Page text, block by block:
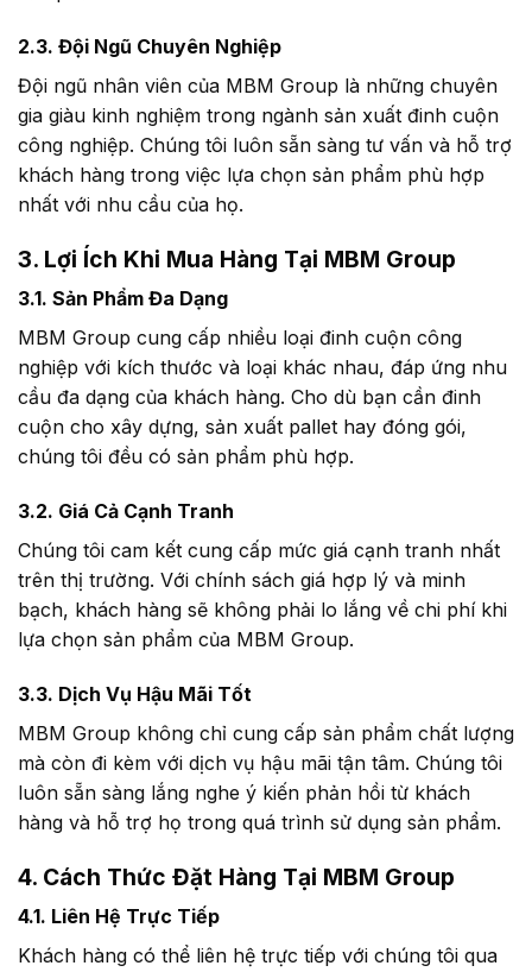
2.3. Đội Ngũ Chuyên Nghiệp
Đội ngũ nhân viên của MBM Group là những chuyên
gia giàu kinh nghiệm trong ngành sản xuất đinh cuộn
công nghiệp. Chúng tôi luôn sẵn sàng tư vấn và hỗ trợ
khách hàng trong việc lựa chọn sản phẩm phù hợp
nhất với nhu cầu của họ.
3. Lợi Ích Khi Mua Hàng Tại MBM Group
3.1. Sản Phẩm Đa Dạng
MBM Group cung cấp nhiều loại đinh cuộn công
nghiệp với kích thước và loại khác nhau, đáp ứng nhu
cầu đa dạng của khách hàng. Cho dù bạn cần đinh
cuộn cho xây dựng, sản xuất pallet hay đóng gói,
chúng tôi đều có sản phẩm phù hợp.
3.2. Giá Cả Cạnh Tranh
Chúng tôi cam kết cung cấp mức giá cạnh tranh nhất
trên thị trường. Với chính sách giá hợp lý và minh
bạch, khách hàng sẽ không phải lo lắng về chi phí khi
lựa chọn sản phẩm của MBM Group.
3.3. Dịch Vụ Hậu Mãi Tốt
MBM Group không chỉ cung cấp sản phẩm chất lượng
mà còn đi kèm với dịch vụ hậu mãi tận tâm. Chúng tôi
luôn sẵn sàng lắng nghe ý kiến phản hồi từ khách
hàng và hỗ trợ họ trong quá trình sử dụng sản phẩm.
4. Cách Thức Đặt Hàng Tại MBM Group
4.1. Liên Hệ Trực Tiếp
Khách hàng có thể liên hệ trực tiếp với chúng tôi qua